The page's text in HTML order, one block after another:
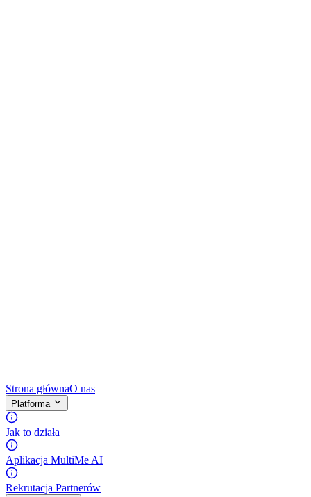
Strona głównaO nas
Platforma
Jak to działa
Aplikacja MultiMe AI
Rekrutacja Partnerów